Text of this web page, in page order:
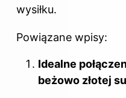
wysiłku.
Powiązane wpisy:
Idealne
beżowo złotej